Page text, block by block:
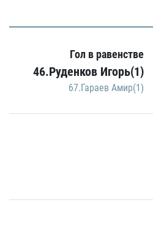
Гол в равенстве
46.Руденков Игорь(1)
67.Гараев Амир(1)